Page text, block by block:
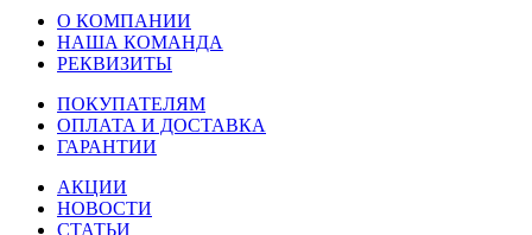
О КОМПАНИИ
НАША КОМАНДА
РЕКВИЗИТЫ
ПОКУПАТЕЛЯМ
ОПЛАТА И ДОСТАВКА
ГАРАНТИИ
АКЦИИ
НОВОСТИ
СТАТЬИ